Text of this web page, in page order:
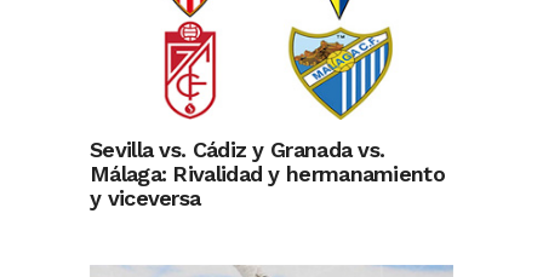
Sevilla vs. Cádiz y Granada vs.
Málaga: Rivalidad y hermanamiento
y viceversa